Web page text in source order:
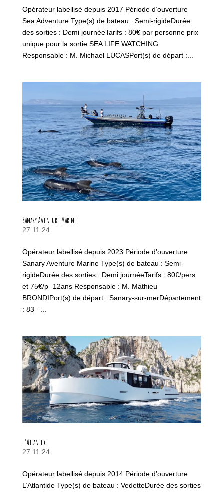
Opérateur labellisé depuis 2017 Période d’ouverture
Sea Adventure Type(s) de bateau : Semi-rigideDurée
des sorties : Demi journéeTarifs : 80€ par personne prix
unique pour la sortie SEA LIFE WATCHING
Responsable : M. Michael LUCASPort(s) de départ :...
Sanary Aventure Marine
27 11 24
Opérateur labellisé depuis 2023 Période d’ouverture
Sanary Aventure Marine Type(s) de bateau : Semi-
rigideDurée des sorties : Demi journéeTarifs : 80€/pers
et 75€/p -12ans Responsable : M. Mathieu
BRONDIPort(s) de départ : Sanary-sur-merDépartement
: 83 –...
L’Atlantide
27 11 24
Opérateur labellisé depuis 2014 Période d’ouverture
L’Atlantide Type(s) de bateau : VedetteDurée des sorties